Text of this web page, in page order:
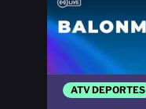
ATV DEPORTES